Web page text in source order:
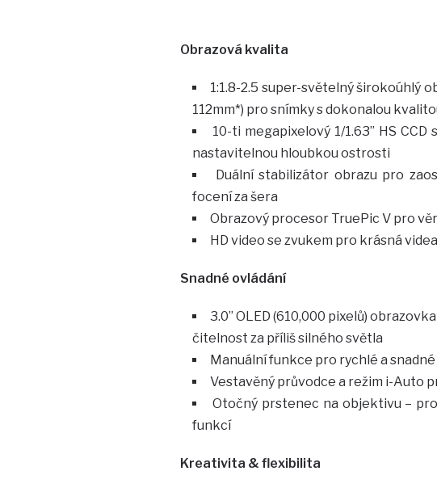
Obrazová kvalita
1:1.8-2.5 super-světelný širokoúhlý
112mm*) pro snímky s dokonalou
10-ti megapixelový 1/1.63” HS
nastavitelnou hloubkou ostrosti
Duální stabilizátor obrazu pro
focení za šera
Obrazový procesor TruePic V pro
HD video se zvukem pro krásná
Snadné ovládání
3.0” OLED (610,000 pixelů)
čitelnost za příliš silného světla
Manuální funkce pro rychlé a
Vestavěný průvodce a režim i-Auto
Otočný prstenec na objektivu –
funkcí
Kreativita & flexibilita